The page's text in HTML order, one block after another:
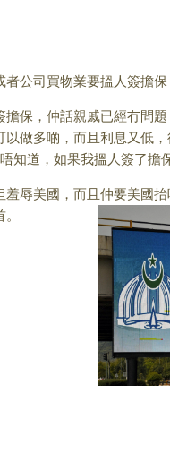
司買物業要搵人簽擔保
，仲話親戚已經冇問題
做多啲，而且利息又低
知道，如果我搵人簽了擔
辱美國，而且仲要美國抬